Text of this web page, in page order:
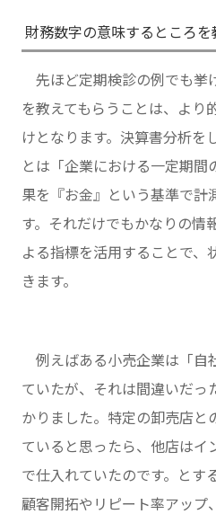
財務数字の意味するところを
先ほど定期検診の例でも挙
を教えてもらうことは、より
けとなります。決算書分析を
とは「企業における一定期間
果を『お金』という基準で計
す。それだけでもかなりの情
よる指標を活用することで、
きます。
例えばある小売企業は「自
ていたが、それは間違いだっ
かりました。特定の卸売店と
ていると思ったら、他店はイ
で仕入れていたのです。とす
顧客開拓やリピート率アップ